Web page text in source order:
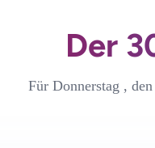
Der
Für Donnerstag ,